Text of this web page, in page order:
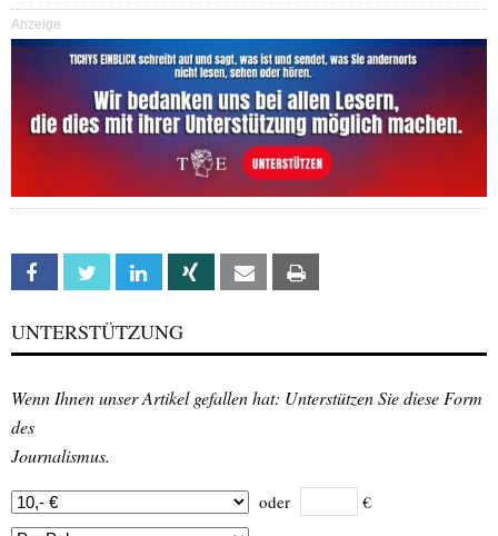
Anzeige
Facebook Twitter Linkedin Xing Email
UNTERSTÜTZUNG
Wenn Ihnen unser Artikel gefallen hat: Unterstützen Sie diese Form
des
Journalismus.
oder €